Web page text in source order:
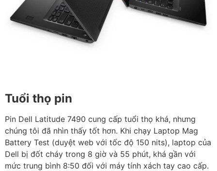
Tuổi thọ pin
Pin Dell Latitude 7490 cung cấp tuổi thọ khá, nhưng
chúng tôi đã nhìn thấy tốt hơn. Khi chạy Laptop Mag
Battery Test (duyệt web với tốc độ 150 nits), laptop của
Dell bị đốt cháy trong 8 giờ và 55 phút, khá gần với
mức trung bình 8:50 đối với máy tính xách tay cao cấp.